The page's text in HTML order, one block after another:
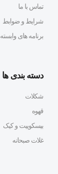
تماس با ما
شرایط و ضوابط
برنامه های وابسته
دسته بندی ها
شکلات
قهوه
بیسکوییت و کیک
غلات صبحانه